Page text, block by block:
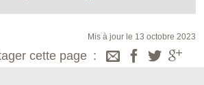
Mis à jour le 13 octobre 2023
cette page